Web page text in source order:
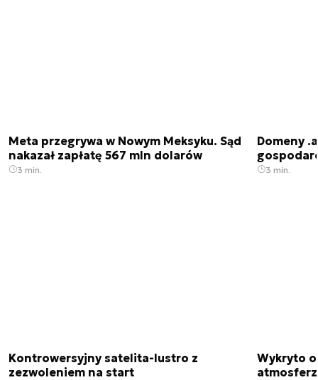
Meta przegrywa w Nowym Meksyku. Sąd
nakazał zapłatę 567 mln dolarów
3 min.
Domeny
3 min.
Kontrowersyjny satelita-lustro z
zezwoleniem na start
Wykryto